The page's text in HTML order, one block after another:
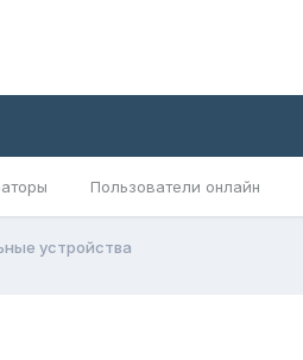
Пользователи онлайн
устройства